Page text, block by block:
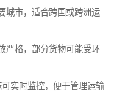
城市，适合跨国或跨洲运
严格，部分货物可能受环
实时监控，便于管理运输